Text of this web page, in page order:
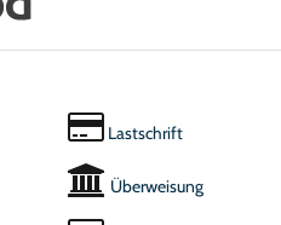
Lastschrift
Überweisung